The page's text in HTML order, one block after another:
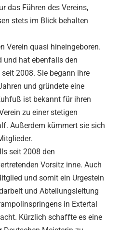
das Führen des Vereins,
stets im Blick behalten
Verein quasi hineingeboren.
und hat ebenfalls den
2008. Sie begann ihre
und gründete eine
ist bekannt für ihren
zu einer stetigen
Außerdem kümmert sie sich
seit 2008 den
Vorsitz inne. Auch
und somit ein Urgestein
und Abteilungsleitung
in Extertal
Kürzlich schaffte es eine